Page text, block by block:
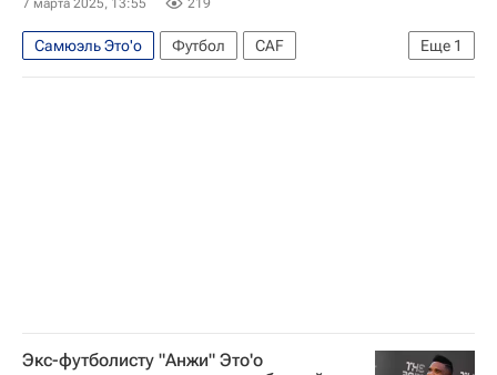
7 марта 2025, 13:55 219
Еще 1
Самюэль Это'о Футбол
CAF
Спортивный арбитражный суд (CAS)
Экс-футболисту "Анжи" Это'о